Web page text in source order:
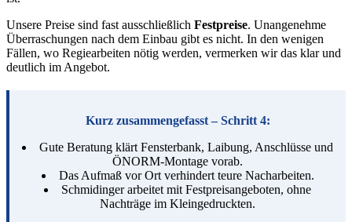
Unsere Preise sind fast ausschließlich Festpreise. Unangenehme
Überraschungen nach dem Einbau gibt es nicht. In den wenigen
Fällen, wo Regiearbeiten nötig werden, vermerken wir das klar und
deutlich im Angebot.
Kurz zusammengefasst – Schritt 4:
Gute Beratung klärt Fensterbank, Laibung, Anschlüsse und
ÖNORM-Montage vorab.
Das Aufmaß vor Ort verhindert teure Nacharbeiten.
Schmidinger arbeitet mit Festpreisangeboten, ohne
Nachträge im Kleingedruckten.